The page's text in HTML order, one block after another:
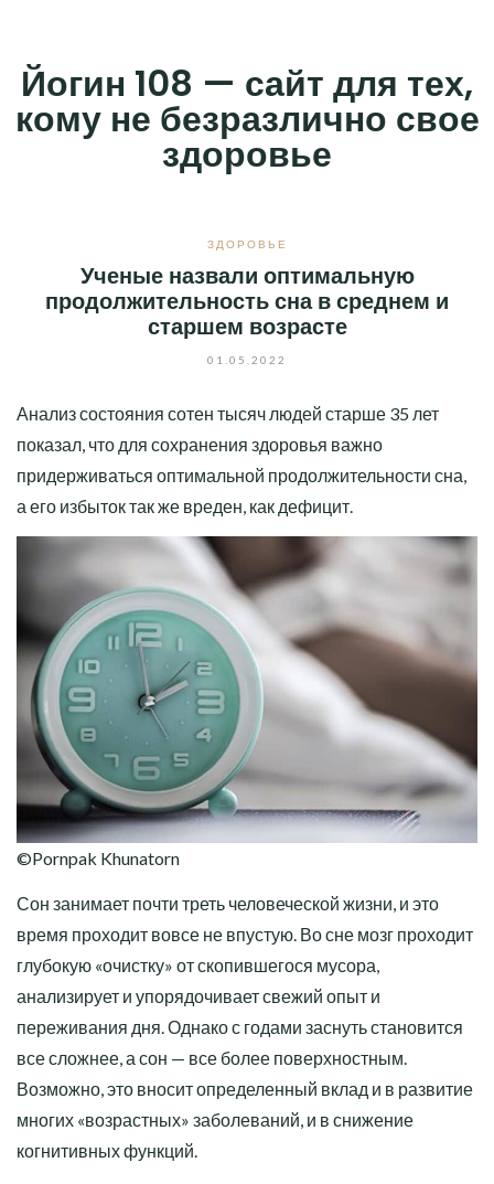
content
Йогин 108 — сайт для тех,
кому не безразлично свое
здоровье
ЗДОРОВЬЕ
Ученые назвали оптимальную
продолжительность сна в среднем и
старшем возрасте
01.05.2022
Анализ состояния сотен тысяч людей старше 35 лет
показал, что для сохранения здоровья важно
придерживаться оптимальной продолжительности сна,
а его избыток так же вреден, как дефицит.
©Pornpak Khunatorn
Сон занимает почти треть человеческой жизни, и это
время проходит вовсе не впустую. Во сне мозг проходит
глубокую «очистку» от скопившегося мусора,
анализирует и упорядочивает свежий опыт и
переживания дня. Однако с годами заснуть становится
все сложнее, а сон — все более поверхностным.
Возможно, это вносит определенный вклад и в развитие
многих «возрастных» заболеваний, и в снижение
когнитивных функций.